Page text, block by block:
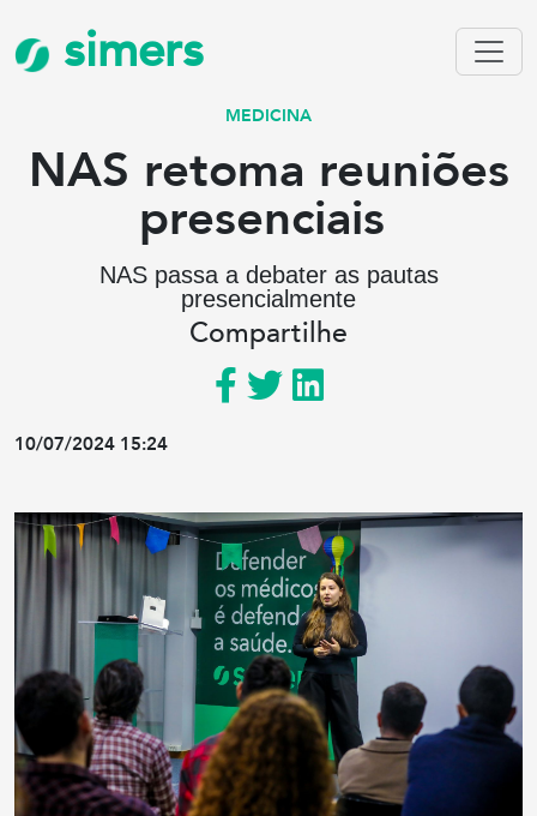
simers
MEDICINA
NAS retoma reuniões
presenciais
NAS passa a debater as pautas
presencialmente
Compartilhe
10/07/2024 15:24